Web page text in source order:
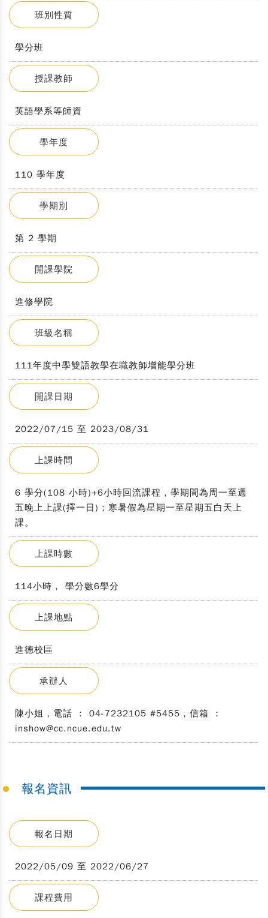
班別性質
學分班
授課教師
英語學系等師資
學年度
110 學年度
學期別
第 2 學期
開課學院
進修學院
班級名稱
111年度中學雙語教學在職教師增能學分班
開課日期
2022/07/15 至 2023/08/31
上課時間
6 學分(108 小時)+6小時回流課程，學期間為周一至週
五晚上上課(擇一日)；寒暑假為星期一至星期五白天上
課。
上課時數
114小時， 學分數6學分
上課地點
進德校區
承辦人
陳小姐，電話 ： 04-7232105 #5455，信箱 ：
inshow@cc.ncue.edu.tw
報名資訊
報名日期
2022/05/09 至 2022/06/27
課程費用